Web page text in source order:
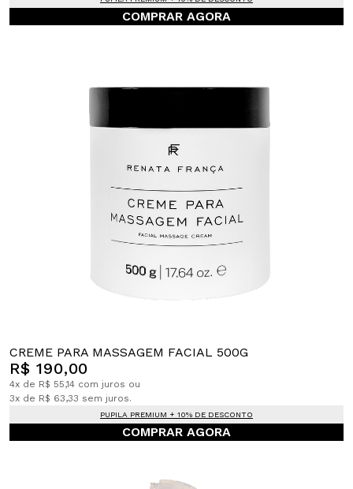
COMPRAR AGORA
CREME PARA MASSAGEM FACIAL 500G
R$ 190,00
4x de R$ 55,14 com juros ou
3x de R$ 63,33 sem juros.
PUPILA PREMIUM + 10% DE DESCONTO
COMPRAR AGORA